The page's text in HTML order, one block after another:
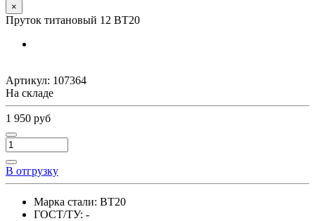
×
Пруток титановый 12 ВТ20
Артикул: 107364
На складе
1 950 руб
В отгрузку
Марка стали: ВТ20
ГОСТ/ТУ: -